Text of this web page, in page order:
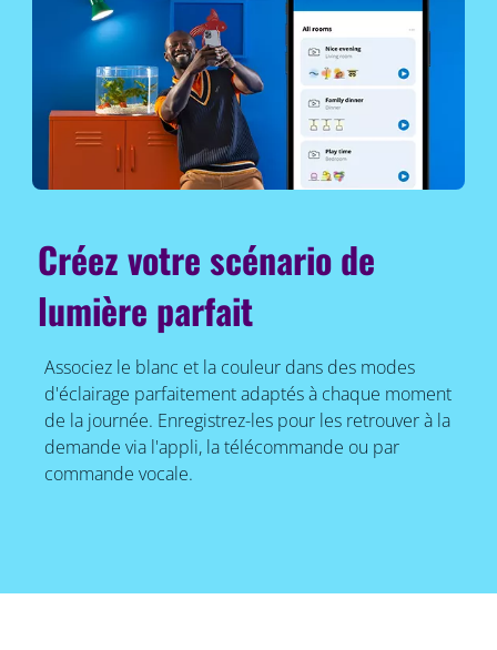
Créez votre scénario de
lumière parfait
Associez le blanc et la couleur dans des modes
d'éclairage parfaitement adaptés à chaque moment
de la journée. Enregistrez-les pour les retrouver à la
demande via l'appli, la télécommande ou par
commande vocale.